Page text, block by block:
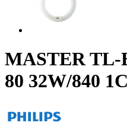
MASTER TL-
80 32W/840